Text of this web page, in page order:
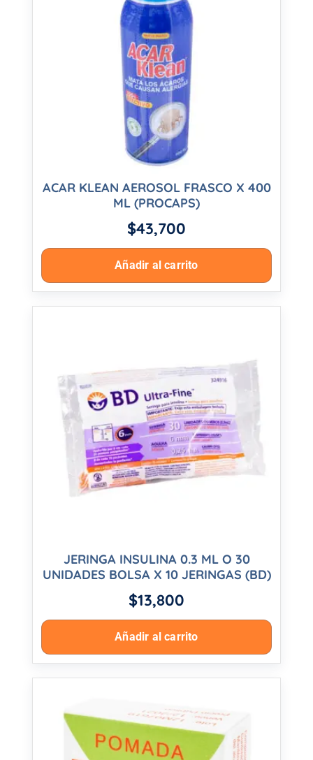
ACAR KLEAN AEROSOL FRASCO X 400
ML (PROCAPS)
$43,700
Añadir al carrito
JERINGA INSULINA 0.3 ML O 30
UNIDADES BOLSA X 10 JERINGAS (BD)
$13,800
Añadir al carrito